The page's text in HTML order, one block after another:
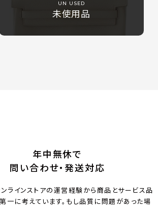
UN USED
未使用品
年中無休で
問い合わせ・発送対応
ラインストアの運営経験から商品とサービス品
一に考えています。もし品質に問題があった場